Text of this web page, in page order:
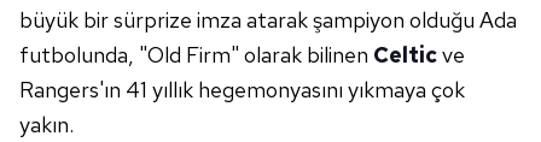
büyük bir sürprize imza atarak şampiyon olduğu Ada
futbolunda, "Old Firm" olarak bilinen Celticve
Rangers'ın 41 yıllık hegemonyasını yıkmaya çok
yakın.